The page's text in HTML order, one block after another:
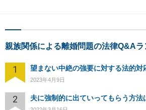
親族関係による離婚問題の法律Q&Aラ
1 望まない中絶の強要に対する法的対
2023年4月9日
2 夫に強制的に出ていってもらう方法